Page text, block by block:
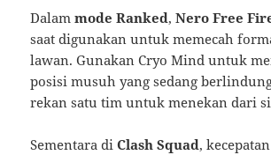
Dalammode Ranked,Nero Free
saat digunakan untuk memecah
lawan. Gunakan Cryo Mind untuk
posisi musuh yang sedang
rekan satu tim untuk menekan dari
Sementara diClash Squad,